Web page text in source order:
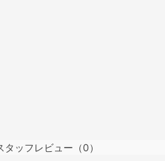
タッフレビュー （0）